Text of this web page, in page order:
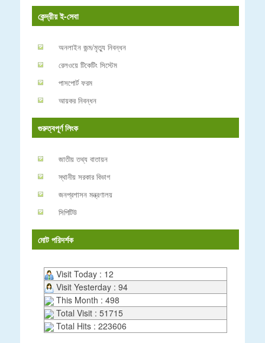
কেন্দ্রীয় ই-সেবা
অনলাইন জন্ম/মৃত্যু নিবন্ধন
রেলওয়ে টিকেটিং সিস্টেম
পাসপোর্ট ফরম
আয়কর নিবন্ধন
গুরুত্বপূর্ণ লিংক
জাতীয় তথ্য বাতায়ন
স্থানীয় সরকার বিভাগ
জনপ্রশাসন মন্ত্রণালয়
সিপিটিউ
মোট পরিদর্শক
Visit Today : 12
Visit Yesterday : 94
This Month : 498
Total Visit : 51715
Total Hits : 223606